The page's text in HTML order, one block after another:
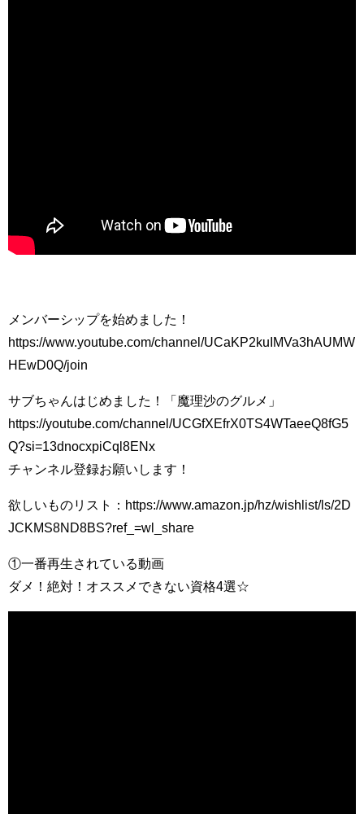
メンバーシップを始めました！
https://www.youtube.com/channel/UCaKP2kuIMVa3hAUMW
HEwD0Q/join
サブちゃんはじめました！「魔理沙のグルメ」
https://youtube.com/channel/UCGfXEfrX0TS4WTaeeQ8fG5
Q?si=13dnocxpiCql8ENx
チャンネル登録お願いします！
欲しいものリスト：https://www.amazon.jp/hz/wishlist/ls/2D
JCKMS8ND8BS?ref_=wl_share
①一番再生されている動画
ダメ！絶対！オススメできない資格4選☆